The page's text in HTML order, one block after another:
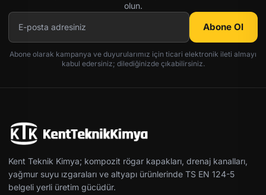
olun.
Abone Ol
Abone olarak kampanya ve duyurularımız için ticari elektronik ileti almayı
kabul edersiniz; dilediğinizde çıkabilirsiniz.
Kent Teknik Kimya; kompozit rögar kapakları, drenaj kanalları,
yağmur suyu ızgaraları ve altyapı ürünlerinde TS EN 124-5
belgeli yerli üretim gücüdür.